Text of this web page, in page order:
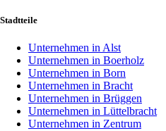
Stadtteile
Unternehmen in Alst
Unternehmen in Boerholz
Unternehmen in Born
Unternehmen in Bracht
Unternehmen in Brüggen
Unternehmen in Lüttelbracht
Unternehmen in Zentrum